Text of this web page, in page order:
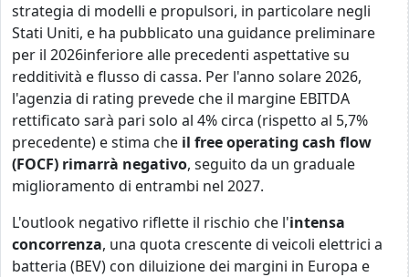
strategia di modelli e propulsori, in particolare negli
Stati Uniti, e ha pubblicato una guidance preliminare
per il 2026inferiore alle precedenti aspettative su
redditività e flusso di cassa. Per l'anno solare 2026,
l'agenzia di rating prevede che il margine EBITDA
rettificato sarà pari solo al 4% circa (rispetto al 5,7%
precedente) e stima che il free operating cash flow
(FOCF) rimarrà negativo, seguito da un graduale
miglioramento di entrambi nel 2027.
L'outlook negativo riflette il rischio che l'intensa
concorrenza, una quota crescente di veicoli elettrici a
batteria (BEV) con diluizione dei margini in Europa e